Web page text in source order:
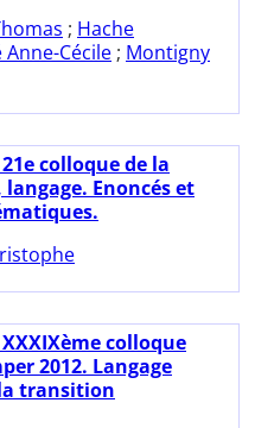
; Hache
Anne-Cécile ; Montigny
colloque de la
langage. Enoncés et
colloque
2012. Langage
transition